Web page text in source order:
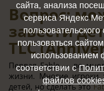
Вопрос:
завести
TLC
Первая Fable — во
жизни. Многие игроки
детей, но сделать это
сайта, анализа
сервиса Яндекс
пользоваться
использованием
соответствии с
файлов